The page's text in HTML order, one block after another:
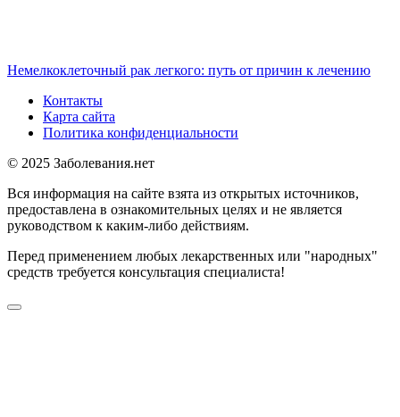
Немелкоклеточный рак легкого: путь от причин к лечению
Контакты
Карта сайта
Политика конфиденциальности
© 2025 Заболевания.нет
Вся информация на сайте взята из открытых источников,
предоставлена в ознакомительных целях и не является
руководством к каким-либо действиям.
Перед применением любых лекарственных или "народных"
средств требуется консультация специалиста!